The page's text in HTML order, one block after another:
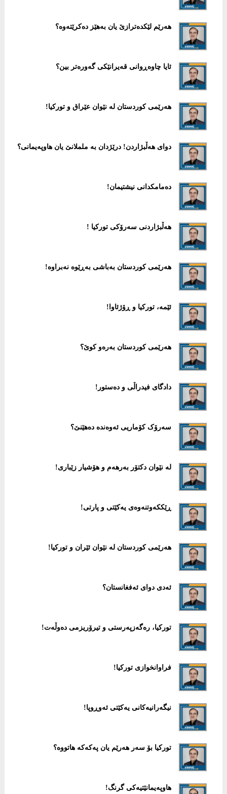
هەرێم لێکدەترازێ یان بەهێز دەکرێتەوە؟
ئایا چاوەڕوانی قەیرانێکی گەورەتر بین؟
هەرێمی کوردستان لە نێوان عێراق و تورکیا!
دوای هەڵبژاردن! درێژدان بە ململانێ یان هاوپەیمانی؟
دەمامکدانی نیشتیمان!
هەڵبژاردنی سەرۆکی تورکیا !
ھەرێمی کوردستان بەباشی بەڕێوە نەبراوە!
ئێمە، تورکیا و ڕۆژئاوا!
هەرێمی کوردستان بەرەو کوێ؟
دادگای فیدراڵی و دەستور!
سەرۆک کۆماریی ئەوەندە دەهێنێ؟
لە نێوان دکتۆر بەرهەم و هۆشیار زێباری!
ڕێککەوتنەوەی یەکێتی و پارتی!
هەرێمی کوردستان لە نێوان ئێران و تورکیا!
ئەدی دوای ئەفغانستان؟
تورکیا، رەگەزپەرستی و تیرۆریزمی دەوڵەت!
فراوانخوازی تورکيا!
نيگەرانيەکانی يەکێتی ئەوڕوپا!
تورکیا بۆ سەر هەرێم یان پەکەکە هاتووە؟
هاوپەیمانێتیەکی گرنگ!